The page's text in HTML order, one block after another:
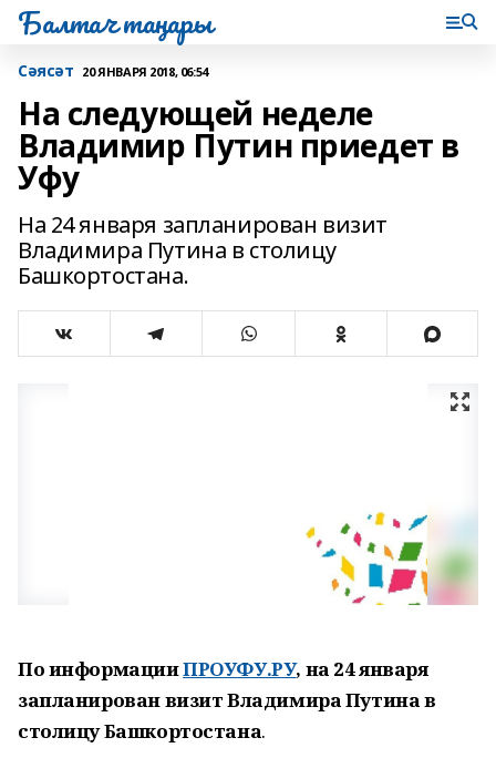
Балтач таңнары
Сәясәт 20 ЯНВАРЯ 2018, 06:54
На следующей неделе
Владимир Путин приедет в
Уфу
На 24 января запланирован визит
Владимира Путина в столицу
Башкортостана.
По информацииПРОУФУ.РУ, на 24 января
запланирован визит Владимира Путина в
столицу Башкортостана.